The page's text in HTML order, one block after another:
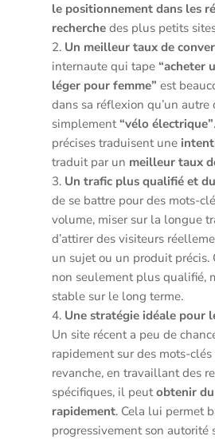
le positionnement dans les
recherchedes plus petits
Un meilleur taux de
internaute qui tape “acheter
léger pour femme” est
dans sa réflexion qu’un autre
simplement“vélo électrique”
précises traduisent une
traduit par un meilleur taux
Un trafic plus qualifié et
de se battre pour des mots-
volume, miser sur la longue
d’attirer des visiteurs
un sujet ou un produit précis.
non seulement plus qualifié,
stable sur le long terme.
Une stratégie idéale pour
Un site récent a peu de
rapidement sur des mots-
revanche, en travaillant des
spécifiques, il peutobtenir
rapidement. Cela lui permet
progressivement son autorité